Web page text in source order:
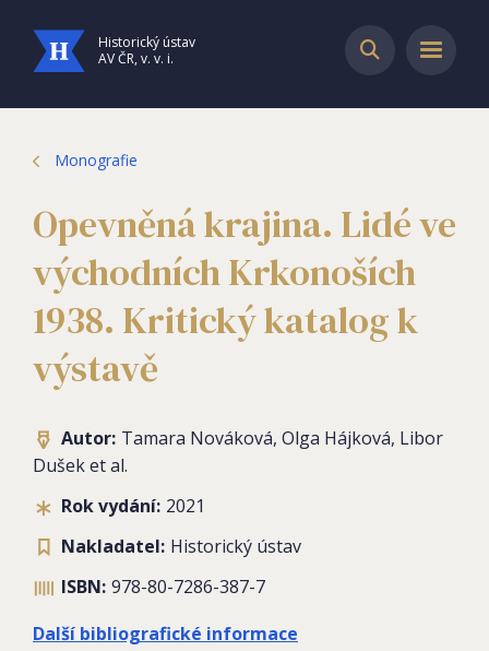
Historický ústav
AV ČR, v. v. i.
Monografie
Opevněná krajina. Lidé ve
východních Krkonoších
1938. Kritický katalog k
výstavě
Autor: Tamara Nováková, Olga Hájková, Libor
Dušek et al.
Rok vydání: 2021
Nakladatel: Historický ústav
ISBN: 978-80-7286-387-7
Další bibliografické informace